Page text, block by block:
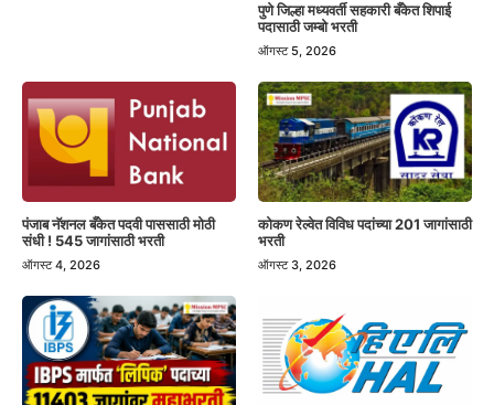
पुणे जिल्हा मध्यवर्ती सहकारी बँकेत शिपाई
पदासाठी जम्बो भरती
ऑगस्ट 5, 2026
पंजाब नॅशनल बँकेत पदवी पाससाठी मोठी
संधी ! 545 जागांसाठी भरती
ऑगस्ट 4, 2026
कोकण रेल्वेत विविध पदांच्या 201 जागांसाठी
भरती
ऑगस्ट 3, 2026